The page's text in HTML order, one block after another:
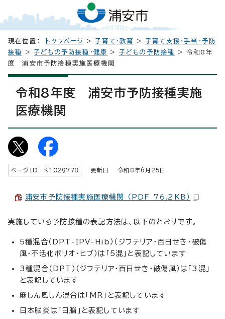
現在位置： トップページ >子育て・教育 >子育て支援・手当・予防
接種
>子どもの予防接種・健康 > 子どもの予防接種
> 令和8年
度 浦安市予防接種実施医療機関
令和8年度 浦安市予防接種実施
医療機関
ページID K 1029778 更新日 令和8年6月 25 日
浦安市予防接種実施医療機関 （PDF 76.2KB）
実施している予防接種の表記方法は、以下のとおりです。
5種混合（DPT-IPV-Hib）（ジフテリア・百日せき・破傷
風・不活化ポリオ・ヒブ）は「5混」と表記しています
3種混合（DPT）（ジフテリア・百日せき・破傷風）は「3混」
と表記しています
麻しん風しん混合は「MR」と表記しています
日本脳炎は「日脳」と表記しています